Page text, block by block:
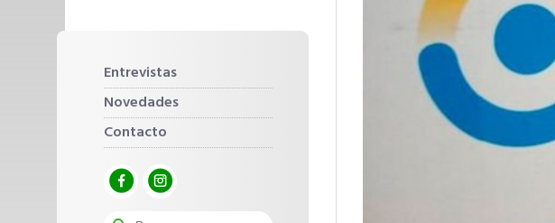
Entrevistas
Novedades
Contacto